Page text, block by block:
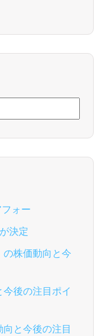
ォー
決定
株価動向と今
後の注目ポイ
と今後の注目